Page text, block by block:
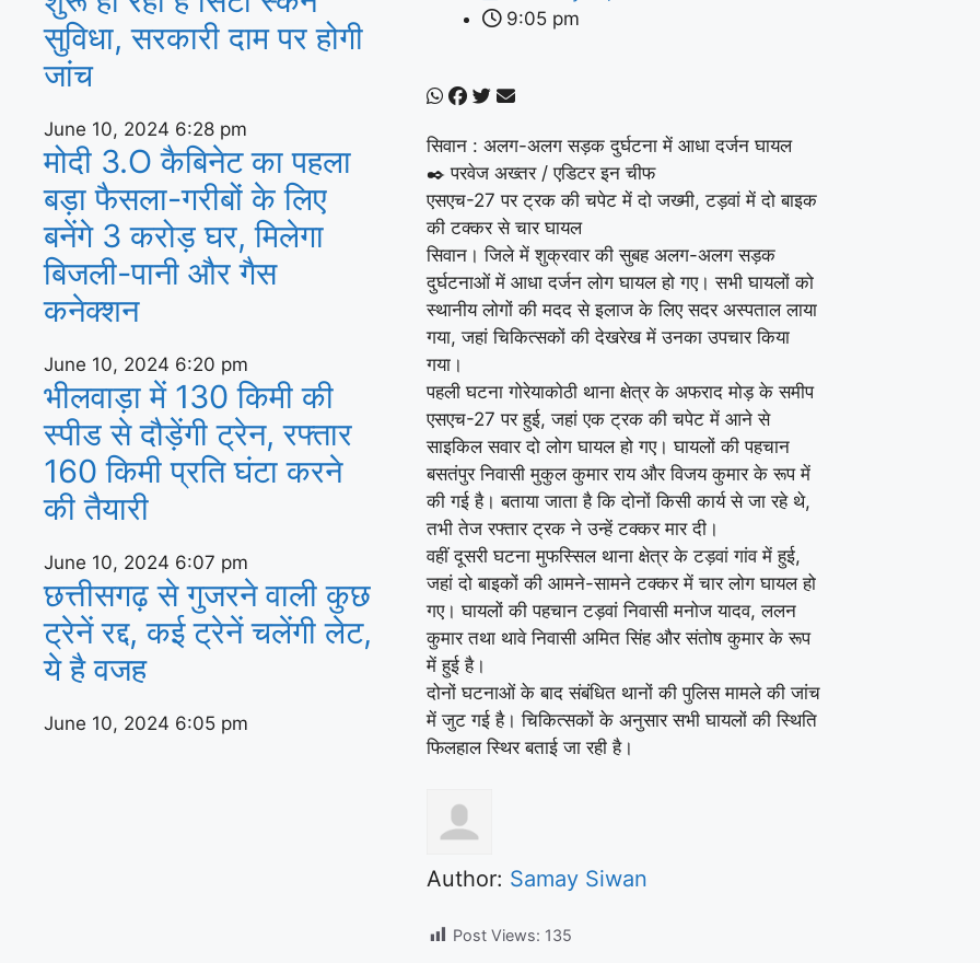
सुविधा, सरकारी दाम पर होगी
जांच
June 10, 2024 6:28 pm
मोदी 3.O कैबिनेट का पहला
बड़ा फैसला-गरीबों के ल‍िए
बनेंगे 3 करोड़ घर, म‍िलेगा
बिजली-पानी और गैस
कनेक्‍शन
June 10, 2024 6:20 pm
भीलवाड़ा में 130 किमी की
स्पीड से दौड़ेंगी ट्रेन, रफ्तार
160 किमी प्रति घंटा करने
की तैयारी
June 10, 2024 6:07 pm
छत्तीसगढ़ से गुजरने वाली कुछ
ट्रेनें रद्द, कई ट्रेनें चलेंगी लेट,
ये है वजह
June 10, 2024 6:05 pm
9:05 pm
सिवान : अलग-अलग सड़क दुर्घटना में आधा दर्जन घायल
✒️ परवेज अख्तर / एडिटर इन चीफ
एसएच-27 पर ट्रक की चपेट में दो जख्मी, टड़वां में दो बाइक
की टक्कर से चार घायल
सिवान। जिले में शुक्रवार की सुबह अलग-अलग सड़क
दुर्घटनाओं में आधा दर्जन लोग घायल हो गए। सभी घायलों को
स्थानीय लोगों की मदद से इलाज के लिए सदर अस्पताल लाया
गया, जहां चिकित्सकों की देखरेख में उनका उपचार किया
गया।
पहली घटना गोरेयाकोठी थाना क्षेत्र के अफराद मोड़ के समीप
एसएच-27 पर हुई, जहां एक ट्रक की चपेट में आने से
साइकिल सवार दो लोग घायल हो गए। घायलों की पहचान
बसतंपुर निवासी मुकुल कुमार राय और विजय कुमार के रूप में
की गई है। बताया जाता है कि दोनों किसी कार्य से जा रहे थे,
तभी तेज रफ्तार ट्रक ने उन्हें टक्कर मार दी।
वहीं दूसरी घटना मुफस्सिल थाना क्षेत्र के टड़वां गांव में हुई,
जहां दो बाइकों की आमने-सामने टक्कर में चार लोग घायल हो
गए। घायलों की पहचान टड़वां निवासी मनोज यादव, ललन
कुमार तथा थावे निवासी अमित सिंह और संतोष कुमार के रूप
में हुई है।
दोनों घटनाओं के बाद संबंधित थानों की पुलिस मामले की जांच
में जुट गई है। चिकित्सकों के अनुसार सभी घायलों की स्थिति
फिलहाल स्थिर बताई जा रही है।
Author: Samay Siwan
Post Views: 135